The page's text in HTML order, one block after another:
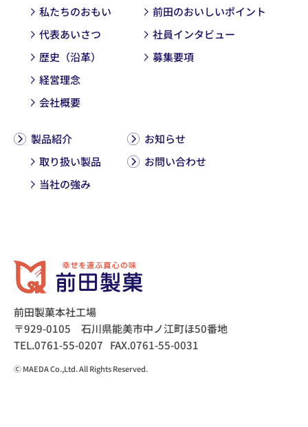
前田製菓本社工場
〒929-0105 石川県能美市中ノ江町ほ50番地
TEL.0761-55-0207 FAX.0761-55-0031
Ⓒ MAEDA Co.,Ltd. All Rights Reserved.
私たちのおもい
代表あいさつ
歴史（沿革）
経営理念
会社概要
製品紹介
取り扱い製品
当社の強み
前田のおいしいポイント
社員インタビュー
募集要項
お知らせ
お問い合わせ